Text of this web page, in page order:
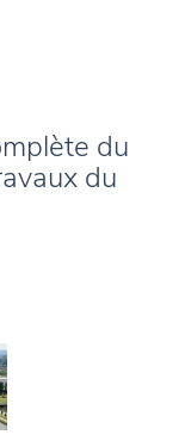
du
du